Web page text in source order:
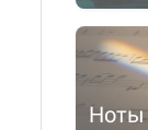
Ноты